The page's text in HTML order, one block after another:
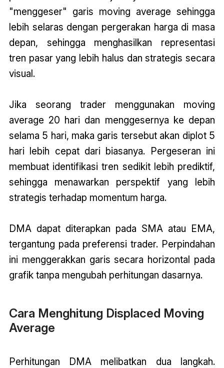
"menggeser" garis moving average sehingga
lebih selaras dengan pergerakan harga di masa
depan, sehingga menghasilkan representasi
tren pasar yang lebih halus dan strategis secara
visual.
Jika seorang trader menggunakan moving
average 20 hari dan menggesernya ke depan
selama 5 hari, maka garis tersebut akan diplot 5
hari lebih cepat dari biasanya. Pergeseran ini
membuat identifikasi tren sedikit lebih prediktif,
sehingga menawarkan perspektif yang lebih
strategis terhadap momentum harga.
DMA dapat diterapkan pada SMA atau EMA,
tergantung pada preferensi trader. Perpindahan
ini menggerakkan garis secara horizontal pada
grafik tanpa mengubah perhitungan dasarnya.
Cara Menghitung Displaced Moving
Average
Perhitungan DMA melibatkan dua langkah.